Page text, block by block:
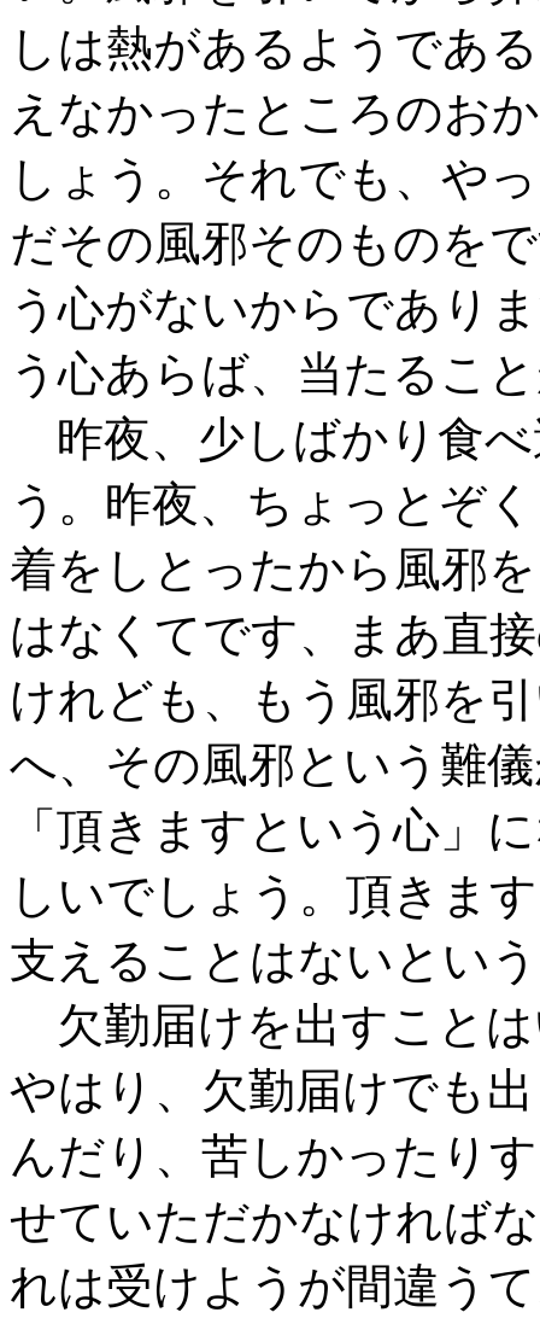
しは熱があるようであ
えなかったところのお
しょう。それでも、や
だその風邪そのものを
う心がないからであり
う心あらば、当たるこ
昨夜、少しばかり食
う。昨夜、ちょっとぞ
着をしとったから風邪
はなくてです、まあ直
けれども、もう風邪を
へ、その風邪という難
「頂きますという心」
しいでしょう。頂きま
支えることはないとい
欠勤届けを出すこと
やはり、欠勤届けでも
んだり、苦しかったり
せていただかなければ
れは受けようが間違う